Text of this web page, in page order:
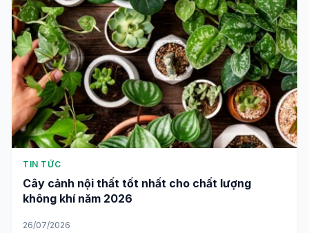
TIN TỨC
Cây cảnh nội thất tốt nhất cho chất lượng
không khí năm 2026
26/07/2026